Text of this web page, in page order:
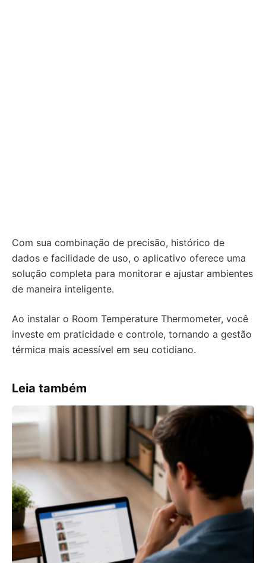
Com sua combinação de precisão, histórico de
dados e facilidade de uso, o aplicativo oferece uma
solução completa para monitorar e ajustar ambientes
de maneira inteligente.
Ao instalar o Room Temperature Thermometer, você
investe em praticidade e controle, tornando a gestão
térmica mais acessível em seu cotidiano.
Leia também